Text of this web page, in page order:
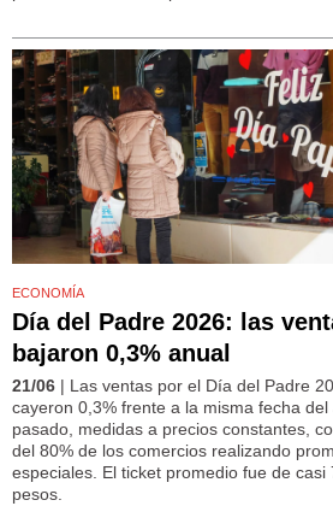
ECONOMÍA
Día del Padre 2026: las
bajaron 0,3% anual
21/06 | Las ventas por el Día del Padre
cayeron 0,3% frente a la misma fecha del
pasado, medidas a precios constantes,
del 80% de los comercios realizando
especiales. El ticket promedio fue de casi
pesos.